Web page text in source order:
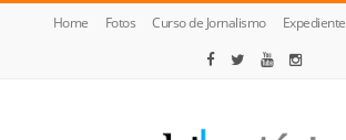
Home Fotos Curso de Jornalismo Expediente